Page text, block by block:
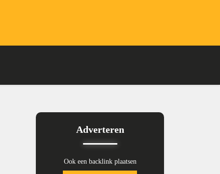
Adverteren
Ook een backlink plaatsen